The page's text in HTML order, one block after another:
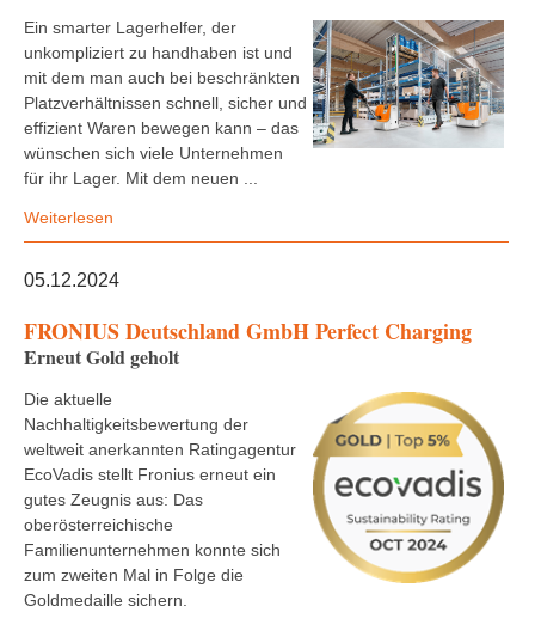
Ein smarter Lagerhelfer, der
unkompliziert zu handhaben ist und
mit dem man auch bei beschränkten
Platzverhältnissen schnell, sicher und
effizient Waren bewegen kann – das
wünschen sich viele Unternehmen
für ihr Lager. Mit dem neuen ...
Weiterlesen
05.12.2024
FRONIUS Deutschland GmbH Perfect Charging
Erneut Gold geholt
Die aktuelle
Nachhaltigkeitsbewertung der
weltweit anerkannten Ratingagentur
EcoVadis stellt Fronius erneut ein
gutes Zeugnis aus: Das
oberösterreichische
Familienunternehmen konnte sich
zum zweiten Mal in Folge die
Goldmedaille sichern.